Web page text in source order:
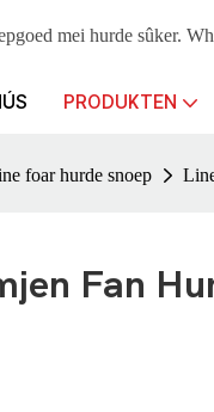
mei hurde sûker.
PRODUKTEN
foar hurde snoep
Fan